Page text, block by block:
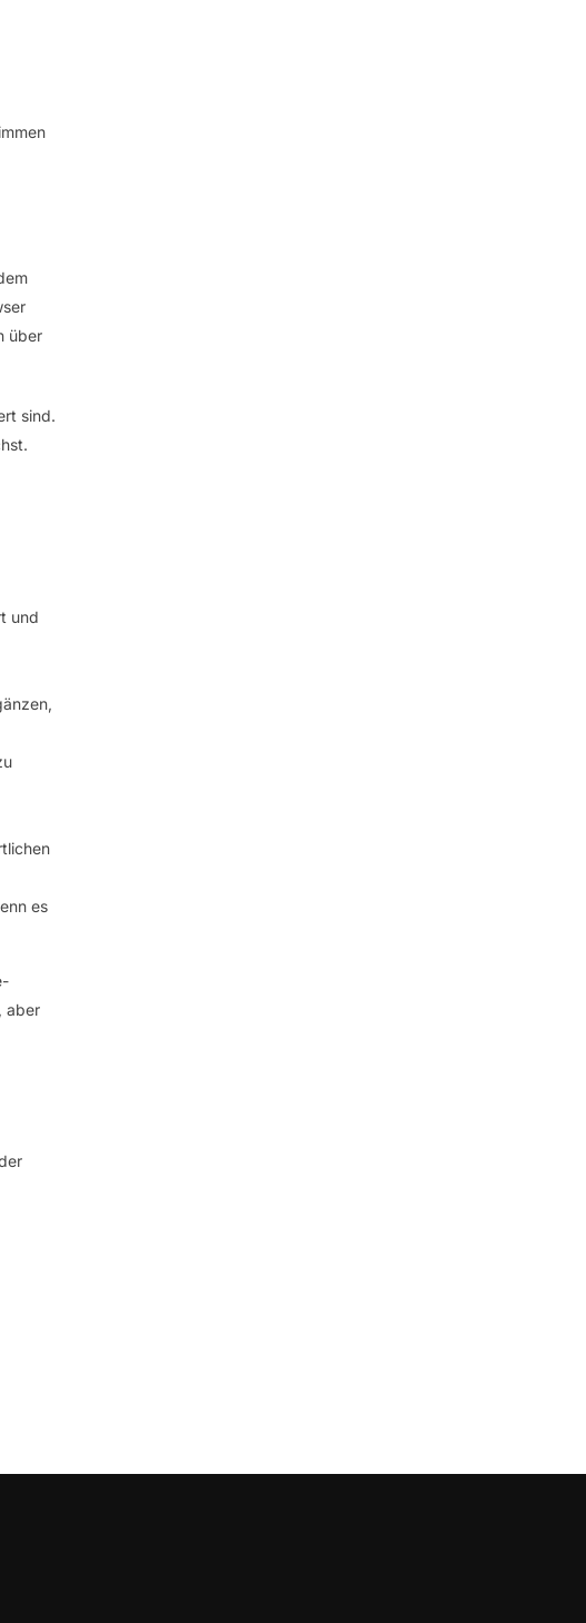
über
sind.
und
es
aber